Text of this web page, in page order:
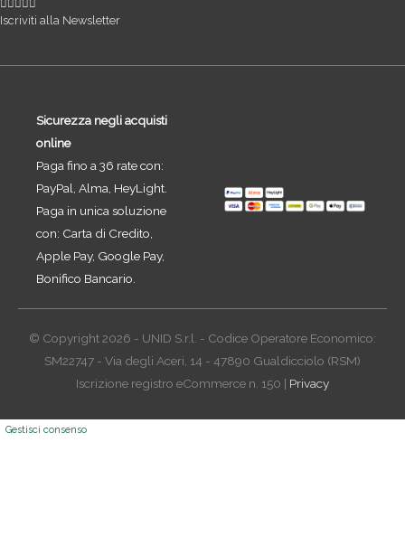
Iscriviti alla Newsletter
Sicurezza negli acquisti
online
Paga fino a 36 rate con:
PayPal, Alma, HeyLight.
Paga in unica soluzione
con: Carta di Credito,
Apple Pay, Google Pay,
Bonifico Bancario.
© Copyright 2026 - UNID S.r.l. - Codice Operatore Economico:
SM22747 - Via degli Aceri, 14 - 47890 Gualdicciolo (RSM)
Iscrizione registro eCommerce n. 150 | Privacy
Gestisci consenso